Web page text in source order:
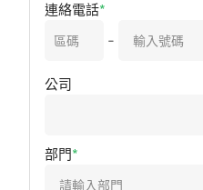
連絡電話
-
公司
部門